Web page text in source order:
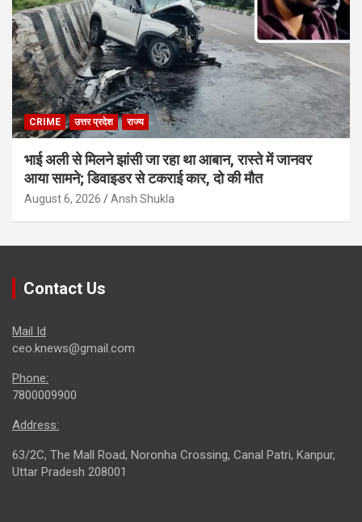
CRIME उत्तर प्रदेश राज्य
भाई अली से मिलने झांसी जा रहा था आबान, रास्ते में जानवर
आया सामने; डिवाइडर से टकराई कार, दो की मौत
August 6, 2026 Ansh Shukla
Contact Us
Mail Id
ceo.knews@gmail.com
Phone:
7800009900
Address:
63/2C, The Mall Road, Noronha Crossing, Canal Patri, Kanpur,
Uttar Pradesh 208001